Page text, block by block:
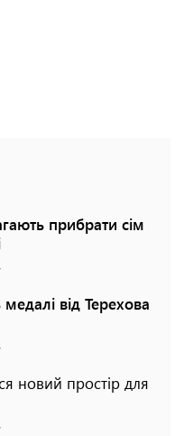
прибрати сім
від Терехова
новий простір для